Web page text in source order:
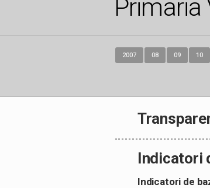
Primaria
2007 08 09 10
Indicatori
Indicatori de